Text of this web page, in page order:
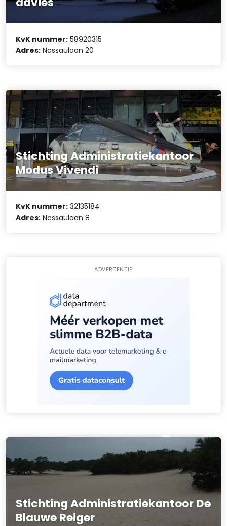
KvK nummer: 58920315
Adres: Nassaulaan 20
Stichting Administratiekantoor
Modus Vivendi
KvK nummer: 32135184
Adres: Nassaulaan 8
ADVERTENTIE
Stichting Administratiekantoor De
Blauwe Reiger